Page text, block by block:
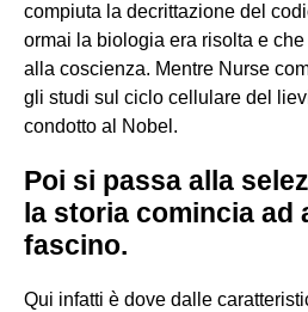
compiuta la decrittazione del
ormai la biologia era risolta e
alla coscienza. Mentre Nurse
gli studi sul ciclo cellulare del
condotto al Nobel.
Poi si passa alla
la storia comincia ad
fascino.
Qui infatti è dove dalle